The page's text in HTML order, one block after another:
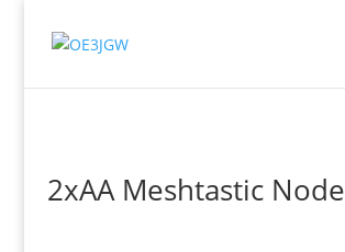
2xAA Meshtastic Node